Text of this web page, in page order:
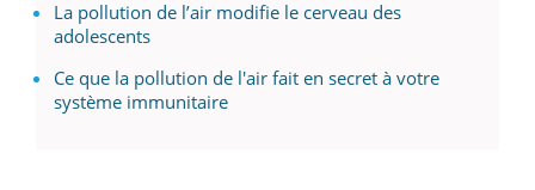
La pollution de l’air modifie le cerveau des
adolescents
Ce que la pollution de l'air fait en secret à votre
système immunitaire